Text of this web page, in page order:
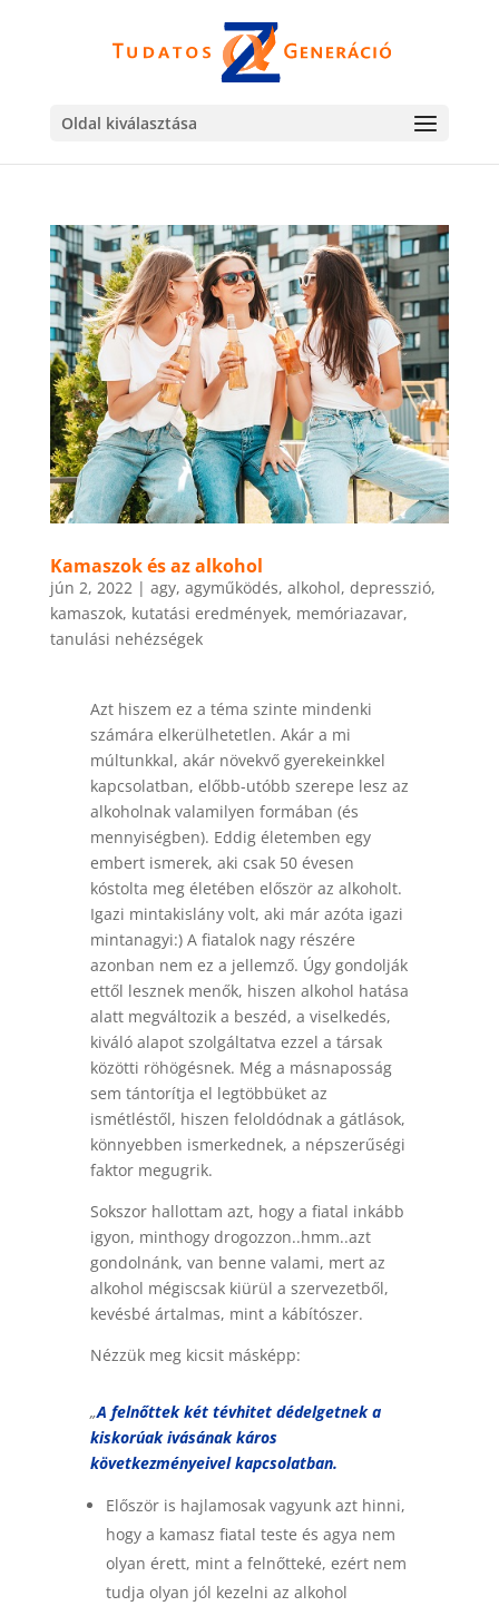
Oldal kiválasztása
Kamaszok és az alkohol
jún 2, 2022| agy, agyműködés, alkohol, depresszió,
kamaszok, kutatási eredmények, memóriazavar,
tanulási nehézségek
Azt hiszem ez a téma szinte mindenki
számára elkerülhetetlen. Akár a mi
múltunkkal, akár növekvő gyerekeinkkel
kapcsolatban, előbb-utóbb szerepe lesz az
alkoholnak valamilyen formában (és
mennyiségben). Eddig életemben egy
embert ismerek, aki csak 50 évesen
kóstolta meg életében először az alkoholt.
Igazi mintakislány volt, aki már azóta igazi
mintanagyi:) A fiatalok nagy részére
azonban nem ez a jellemző. Úgy gondolják
ettől lesznek menők, hiszen alkohol hatása
alatt megváltozik a beszéd, a viselkedés,
kiváló alapot szolgáltatva ezzel a társak
közötti röhögésnek. Még a másnaposság
sem tántorítja el legtöbbüket az
ismétléstől, hiszen feloldódnak a gátlások,
könnyebben ismerkednek, a népszerűségi
faktor megugrik.
Sokszor hallottam azt, hogy a fiatal inkább
igyon, minthogy drogozzon..hmm..azt
gondolnánk, van benne valami, mert az
alkohol mégiscsak kiürül a szervezetből,
kevésbé ártalmas, mint a kábítószer.
Nézzük meg kicsit másképp:
„A felnőttek két tévhitet dédelgetnek a
kiskorúak ivásának káros
következményeivel kapcsolatban.
Először is hajlamosak vagyunk azt hinni,
hogy a kamasz fiatal teste és agya nem
olyan érett, mint a felnőtteké, ezért nem
tudja olyan jól kezelni az alkohol